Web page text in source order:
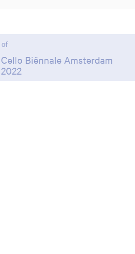
of
Cello Biënnale Amsterdam
2022